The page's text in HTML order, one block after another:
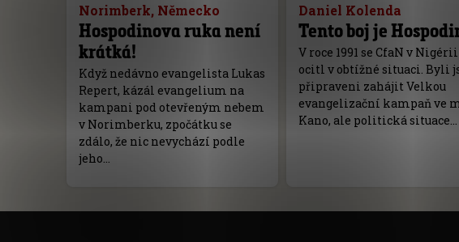
Norimberk, Německo
Hospodinova ruka není
krátká!
Když nedávno evangelista Lukas
Repert, kázál evangelium na
kampani pod otevřeným nebem
v Norimberku, zpočátku se
zdálo, že nic nevychází podle
jeho…
Daniel Kolenda
Tento boj je
V roce 1991 se CfaN v Nigérii
ocitl v obtížné situaci. Byli
připraveni zahájit Velkou
evangelizační kampaň ve
Kano, ale politická situace…